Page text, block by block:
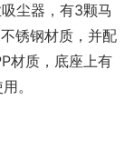
尘器，有3颗马
锈钢材质，并配
材质，底座上有
。